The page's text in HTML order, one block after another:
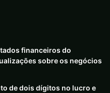
financeiros do
sobre os negócios
de dois dígitos no lucro e